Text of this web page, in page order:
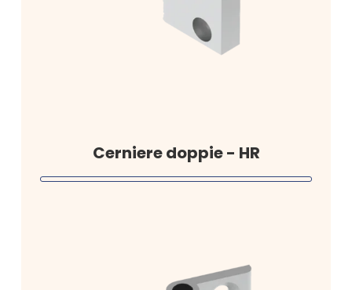
Cerniere doppie - HR